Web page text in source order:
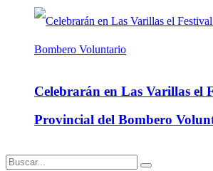
Celebrarán en Las Varillas el
Provincial del Bombero